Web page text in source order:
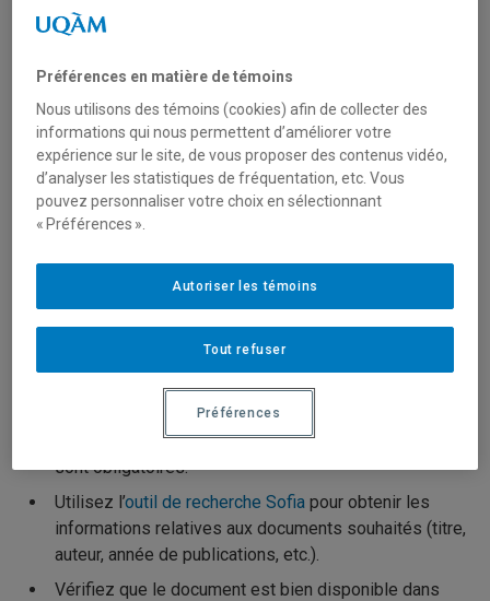
La communauté de l’UQAM peut demander la
d’extraits de documents provenant des
collections des bibliothèques.
Seuls les documents qui se trouvent dans notre collection
et nos rayonnages peuvent être numérisés.
Procédure
Les demandes doivent être soumises à partir
Formulaire de demande de numérisation
votre code MS et le mot de passe associé au compte
Les champs du formulaire marqués d’un astérisque
sont obligatoires.
Utilisez l’outil de recherche Sofia pour obtenir les
informations relatives aux documents souhaités (titre,
auteur, année de publications, etc.).
Vérifiez que le document est bien disponible dans
Préférences en matière de témoins
Nous utilisons des témoins (cookies) afin de collecter des
informations qui nous permettent d’améliorer votre
expérience sur le site, de vous proposer des contenus vidéo,
d’analyser les statistiques de fréquentation, etc. Vous
pouvez personnaliser votre choix en sélectionnant
« Préférences ».
Tout refuser
Autoriser les témoins
Préférences